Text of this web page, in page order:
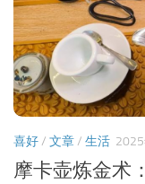
喜好/ 文章/ 生活
摩卡壶炼金术